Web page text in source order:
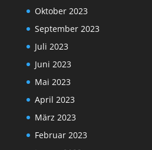
Oktober 2023
September 2023
Juli 2023
Juni 2023
Mai 2023
April 2023
März 2023
Februar 2023